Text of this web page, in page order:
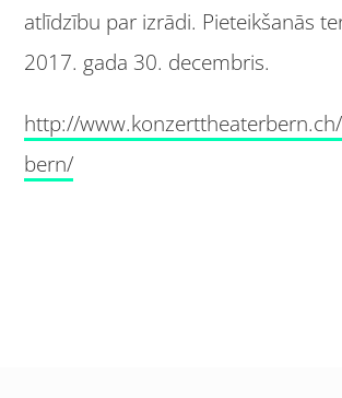
atlīdzību par izrādi. Pieteikšanās
2017. gada 30. decembris.
http://
bern/